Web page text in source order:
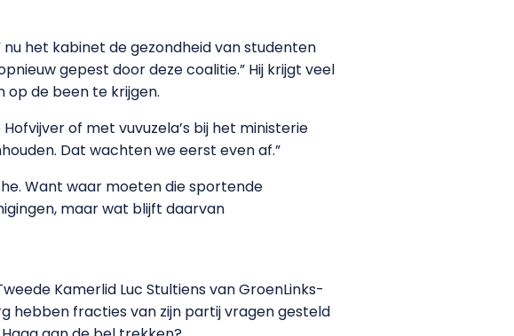
het kabinet de gezondheid van studenten
gepest door deze coalitie.” Hij krijgt veel
op de been te krijgen.
of met vuvuzela’s bij het ministerie
Dat wachten we eerst even af.”
Want waar moeten die sportende
maar wat blijft daarvan
Kamerlid Luc Stultiens van GroenLinks-
hebben fracties van zijn partij vragen gesteld